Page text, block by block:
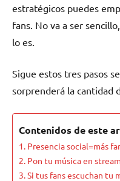
estratégicos puedes
fans. No va a ser
lo es.
Sigue estos tres pasos
sorprenderá la cantidad
Contenidos de este
Presencia social=más
Pon tu música en
Si tus fans escuchan tu